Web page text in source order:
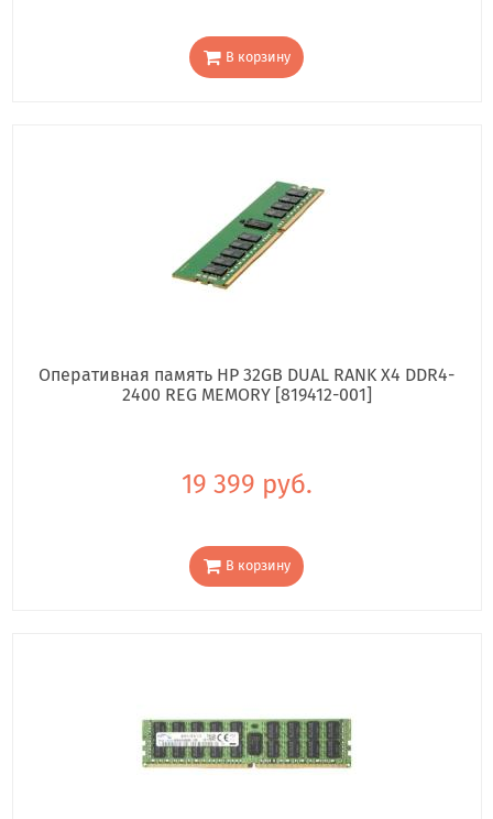
В корзину
Оперативная память HP 32GB DUAL RANK X4 DDR4-
2400 REG MEMORY [819412-001]
19 399 руб.
В корзину